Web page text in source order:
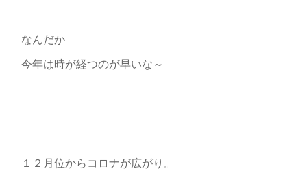
なんだか
今年は時が経つのが早いな～
１２月位からコロナが広がり。